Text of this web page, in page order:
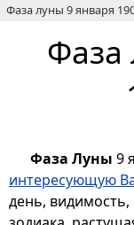
Фаза луны 9 января
Фаза
Фаза Луны 9
интересующую
день, видимость,